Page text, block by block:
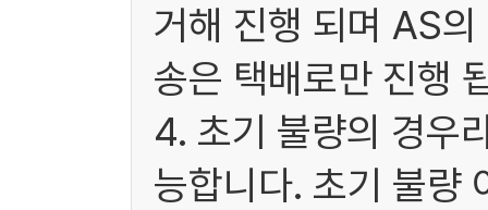
거해 진행 되며 AS
송은 택배로만 진행
4. 초기 불량의 경우
능합니다. 초기 불량